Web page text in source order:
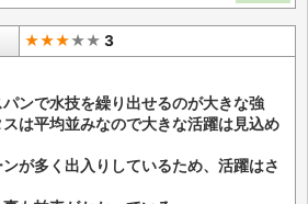
★★★★★ 3
ンで水技を繰り出せるのが大きな強
は平均並みなので大きな活躍は見込め
が多く出入りしているため、活躍はさ